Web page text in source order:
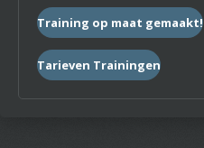
Training op maat gemaakt!
Tarieven Trainingen